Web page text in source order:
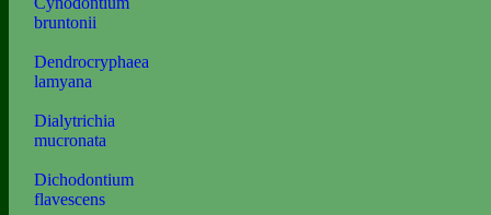
bruntonii
Dendrocryphaea
lamyana
Dialytrichia
mucronata
Dichodontium
flavescens